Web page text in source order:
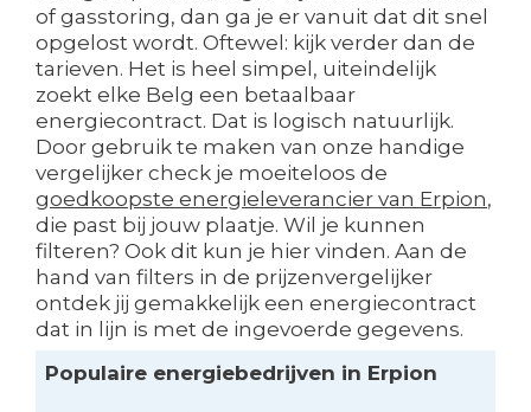
of gasstoring, dan ga je er vanuit dat dit snel
opgelost wordt. Oftewel: kijk verder dan de
tarieven. Het is heel simpel, uiteindelijk
zoekt elke Belg een betaalbaar
energiecontract. Dat is logisch natuurlijk.
Door gebruik te maken van onze handige
vergelijker check je moeiteloos de
goedkoopste energieleverancier van Erpion,
die past bij jouw plaatje. Wil je kunnen
filteren? Ook dit kun je hier vinden. Aan de
hand van filters in de prijzenvergelijker
ontdek jij gemakkelijk een energiecontract
dat in lijn is met de ingevoerde gegevens.
Populaire energiebedrijven in Erpion